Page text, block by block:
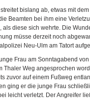
bislang ab, etwas mit
Beamten bei ihm eine
als diese sich wehrte. Die
müsse derzeit noch
Neu-Ulm am Tatort
Frau am Sonntagabend
Thaler Weg angesprochen
zuvor auf einem Fußweg
ging er die junge Frau
leicht verletzt. Der Angreifer